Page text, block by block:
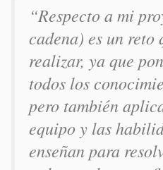
“Respecto a mi
cadena) es un reto
realizar, ya que
todos los
pero también
equipo y las
enseñan para